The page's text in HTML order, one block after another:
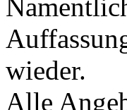
wieder.
Alle